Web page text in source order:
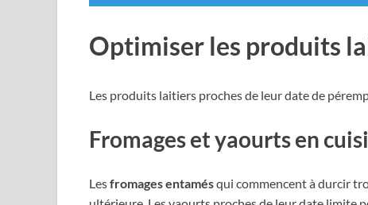
Optimiser les produits
Les produits laitiers proches de leur date de
Fromages et yaourts en
Lesfromages entamésqui commencent à durcir